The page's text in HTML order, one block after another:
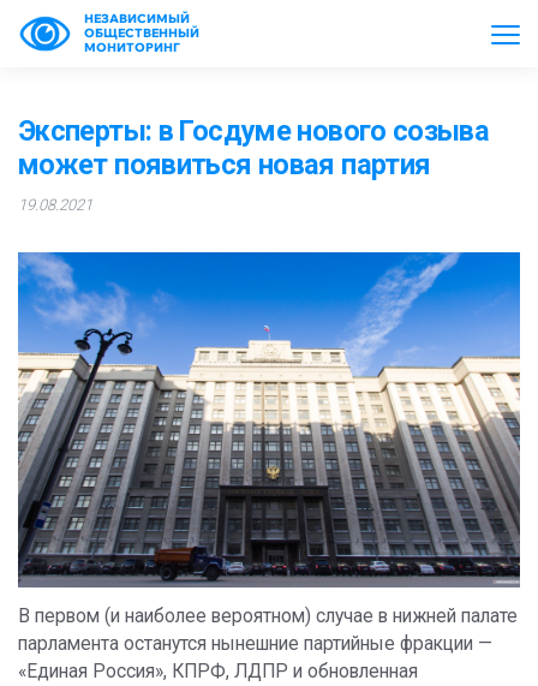
НЕЗАВИСИМЫЙ
ОБЩЕСТВЕННЫЙ
МОНИТОРИНГ
Эксперты: в Госдуме нового созыва
может появиться новая партия
19.08.2021
В первом (и наиболее вероятном) случае в нижней палате
парламента останутся нынешние партийные фракции —
«Единая Россия», КПРФ, ЛДПР и обновленная